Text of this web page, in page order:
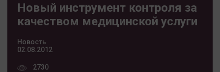
Новый инструмент контроля за
качеством медицинской услуги
Новость
02.08.2012
2730